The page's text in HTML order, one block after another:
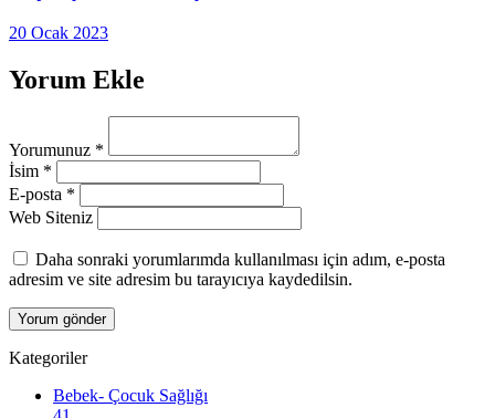
20 Ocak 2023
Yorum Ekle
Yorumunuz *
İsim *
E-posta *
Web Siteniz
Daha sonraki yorumlarımda kullanılması için adım, e-posta
adresim ve site adresim bu tarayıcıya kaydedilsin.
Kategoriler
Bebek- Çocuk Sağlığı